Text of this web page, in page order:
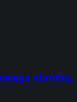
obrońcę.